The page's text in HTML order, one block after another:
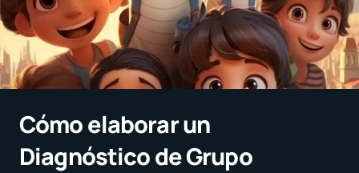
Cómo elaborar un
Diagnóstico de Grupo